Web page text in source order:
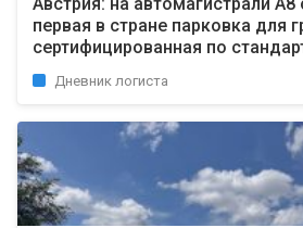
первая в стране парковка для
сертифицированная по
Дневник логиста